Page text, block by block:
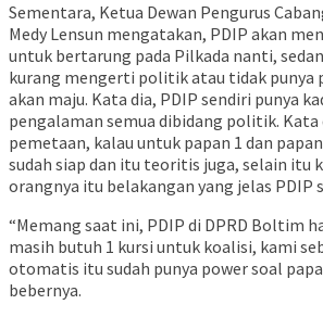
Sementara, Ketua Dewan Pengurus
Medy Lensun mengatakan, PDIP akan
untuk bertarung pada Pilkada nanti,
kurang mengerti politik atau tidak
akan maju. Kata dia, PDIP sendiri punya
pengalaman semua dibidang politik. Kata
pemetaan, kalau untuk papan 1 dan
sudah siap dan itu teoritis juga, selain itu
orangnya itu belakangan yang jelas PDIP
“Memang saat ini, PDIP di DPRD Boltim
masih butuh 1 kursi untuk koalisi, kami
otomatis itu sudah punya power soal
bebernya.